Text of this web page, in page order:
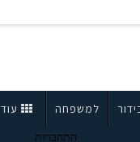
למשפחה עוד
התחברות